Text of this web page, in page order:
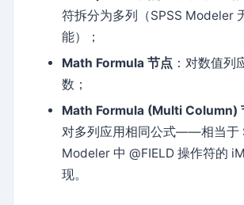
符拆分为多列（SPSS Modeler
能）；
Math Formula 节点 ：对数值列
数；
Math Formula (Multi Column)
对多列应用相同公式——相当于
Modeler 中 @FIELD 操作符的
现。